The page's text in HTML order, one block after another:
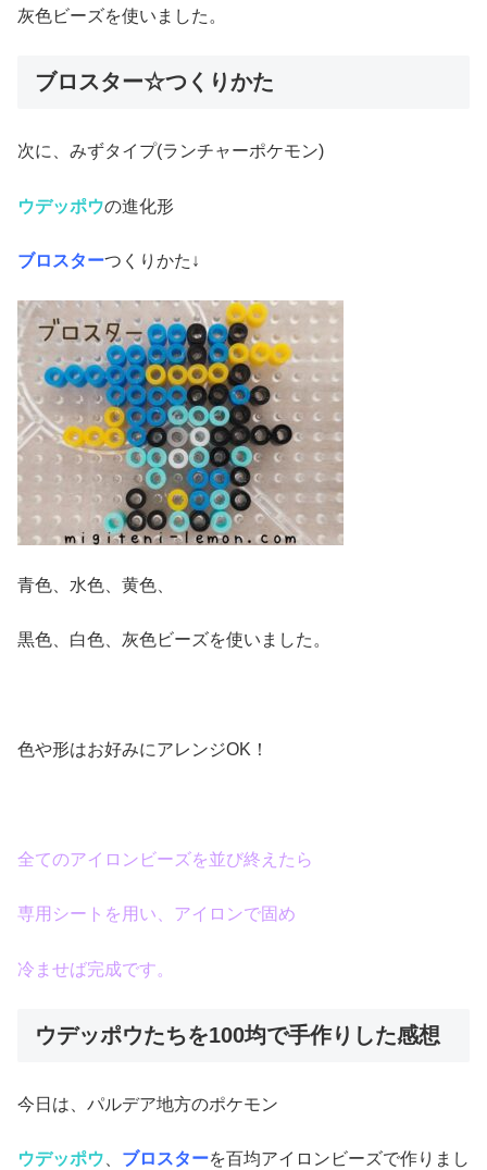
灰色ビーズを使いました。
ブロスター☆つくりかた
次に、みずタイプ(ランチャーポケモン)
ウデッポウの進化形
ブロスターつくりかた↓
青色、水色、黄色、
黒色、白色、灰色ビーズを使いました。
色や形はお好みにアレンジOK！
全てのアイロンビーズを並び終えたら
専用シートを用い、アイロンで固め
冷ませば完成です。
ウデッポウたちを100均で手作りした感想
今日は、パルデア地方のポケモン
ウデッポウ、 ブロスターを百均アイロンビーズで作りまし